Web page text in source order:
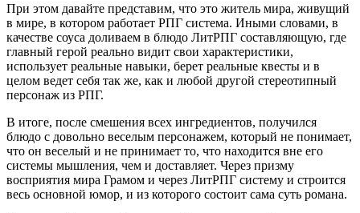
При этом давайте представим, что это житель мира, живущий
в мире, в котором работает РПГ система. Иными словами, в
качестве соуса доливаем в блюдо ЛитРПГ составляющую, где
главный герой реально видит свои характеристики,
использует реальные навыки, берет реальные квесты и в
целом ведет себя так же, как и любой другой стереотипный
персонаж из РПГ.
В итоге, после смешения всех ингредиентов, получился
блюдо с довольно веселым персонажем, который не понимает,
что он веселый и не принимает то, что находится вне его
системы мышления, чем и доставляет. Через призму
восприятия мира Грамом и через ЛитРПГ систему и строится
весь основной юмор, и из которого состоит сама суть романа.